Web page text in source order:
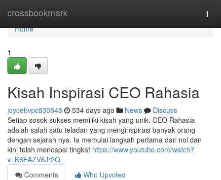
crossbookmark
Home
Home
1
Kisah Inspirasi CEO Rahasia
joycebvpc830848 534 days ago News
Discuss
Setiap sosok sukses memiliki kisah yang unik. CEO Rahasia
adalah salah satu teladan yang menginspirasi banyak orang
dengan sejarah nya. Ia memulai langkah pertama dari nol dan
kini telah mencapai tingkat https://www.youtube.com/watch?
v=K6EAZV6Jr2Q
Comments
Who Upvoted